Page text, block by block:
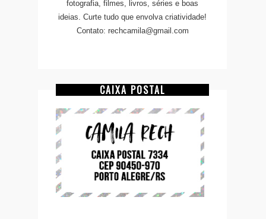
fotografia, filmes, livros, séries e boas
ideias. Curte tudo que envolva criatividade!
Contato: rechcamila@gmail.com
CAIXA POSTAL